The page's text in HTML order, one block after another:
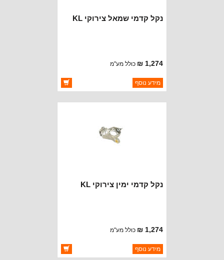
נקל קדמי שמאל צירוקי KL
1,274 ₪ כולל מע"מ
ברקוד: 4877889AF
יצרן:OAKMAN OFFROAD
מידע נוסף
נקל קדמי ימין צירוקי KL
1,274 ₪ כולל מע"מ
ברקוד: 4877888AF
יצרן:OAKMAN OFFROAD
מידע נוסף